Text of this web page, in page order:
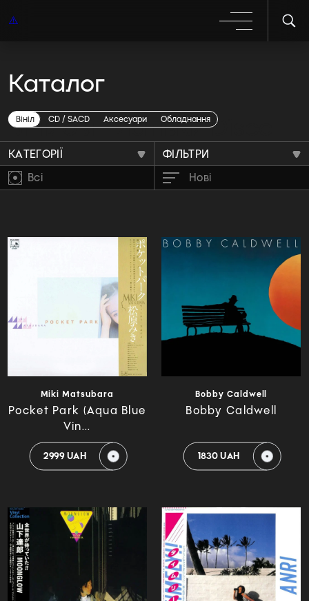
Каталог
Вініл CD / SACD Аксесуари Обладнання
Вінілові платівки Disco
КАТЕГОРІЇ
ФІЛЬТРИ
Всі
Нові
Miki Matsubara
Pocket Park (Aqua Blue
Vin...
2999 UAH
Bobby Caldwell
Bobby Caldwell
1830 UAH